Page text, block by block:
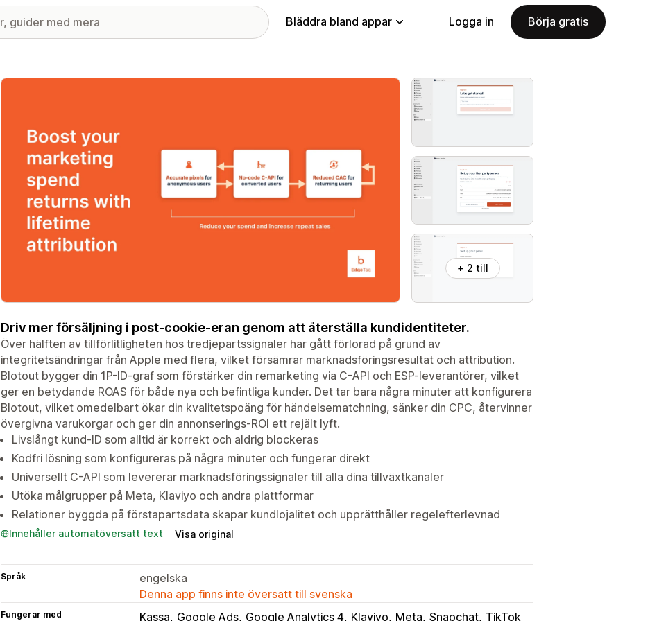
Bläddra bland appar Logga in Börja gratis
Galleri med utvalda bilder
+ 2 till
Driv mer försäljning i post-cookie-eran genom att återställa kundidentiteter.
Över hälften av tillförlitligheten hos tredjepartssignaler har gått förlorad på grund av
integritetsändringar från Apple med flera, vilket försämrar marknadsföringsresultat och attribution.
Blotout bygger din 1P-ID-graf som förstärker din remarketing via C-API och ESP-leverantörer, vilket
ger en betydande ROAS för både nya och befintliga kunder. Det tar bara några minuter att konfigurera
Blotout, vilket omedelbart ökar din kvalitetspoäng för händelsematchning, sänker din CPC, återvinner
övergivna varukorgar och ger din annonserings-ROI ett rejält lyft.
Livslångt kund-ID som alltid är korrekt och aldrig blockeras
Kodfri lösning som konfigureras på några minuter och fungerar direkt
Universellt C-API som levererar marknadsföringssignaler till alla dina tillväxtkanaler
Utöka målgrupper på Meta, Klaviyo och andra plattformar
Relationer byggda på förstapartsdata skapar kundlojalitet och upprätthåller regelefterlevnad
Innehåller automatöversatt text Visa original
Språk
engelska
Denna app finns inte översatt till svenska
Fungerar med Kassa Google Ads Google Analytics 4 Klaviyo Meta Snapchat TikTok